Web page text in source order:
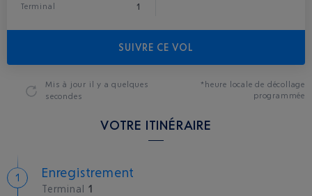
Terminal 1
SUIVRE CE VOL
Mis à jour il y a quelques
secondes
*heure locale de décollage
programmée
VOTRE ITINÉRAIRE
Enregistrement
Terminal 1